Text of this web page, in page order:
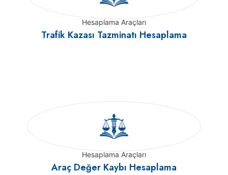
Hesaplama Araçları
Trafik Kazası Tazminatı Hesaplama
Hesaplama Araçları
Araç Değer Kaybı Hesaplama